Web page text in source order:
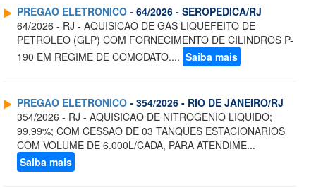
PREGAO ELETRONICO - 64/2026 - SEROPEDICA/RJ
64/2026 - RJ - AQUISICAO DE GAS LIQUEFEITO DE
PETROLEO (GLP) COM FORNECIMENTO DE CILINDROS P-
190 EM REGIME DE COMODATO.... Saiba mais
PREGAO ELETRONICO - 354/2026 - RIO DE JANEIRO/RJ
354/2026 - RJ - AQUISICAO DE NITROGENIO LIQUIDO;
99,99%; COM CESSAO DE 03 TANQUES ESTACIONARIOS
COM VOLUME DE 6.000L/CADA, PARA ATENDIME...
Saiba mais